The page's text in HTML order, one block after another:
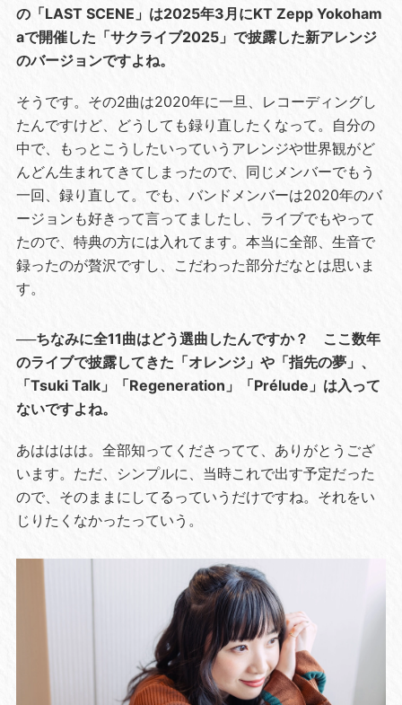
の「LAST SCENE」は2025年3月にKT Zepp Yokoham
aで開催した「サクライブ2025」で披露した新アレンジ
のバージョンですよね。
そうです。その2曲は2020年に一旦、レコーディングし
たんですけど、どうしても録り直したくなって。自分の
中で、もっとこうしたいっていうアレンジや世界観がど
んどん生まれてきてしまったので、同じメンバーでもう
一回、録り直して。でも、バンドメンバーは2020年のバ
ージョンも好きって言ってましたし、ライブでもやって
たので、特典の方には入れてます。本当に全部、生音で
録ったのが贅沢ですし、こだわった部分だなとは思いま
す。
──ちなみに全11曲はどう選曲したんですか？ ここ数年
のライブで披露してきた「オレンジ」や「指先の夢」、
「Tsuki Talk」「Regeneration」「Prélude」は入って
ないですよね。
あはははは。全部知ってくださってて、ありがとうござ
います。ただ、シンプルに、当時これで出す予定だった
ので、そのままにしてるっていうだけですね。それをい
じりたくなかったっていう。